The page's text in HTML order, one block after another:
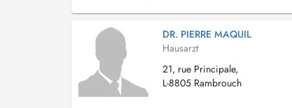
DR. PIERRE MAQUIL
Hausarzt
21, rue Principale,
L-8805 Rambrouch